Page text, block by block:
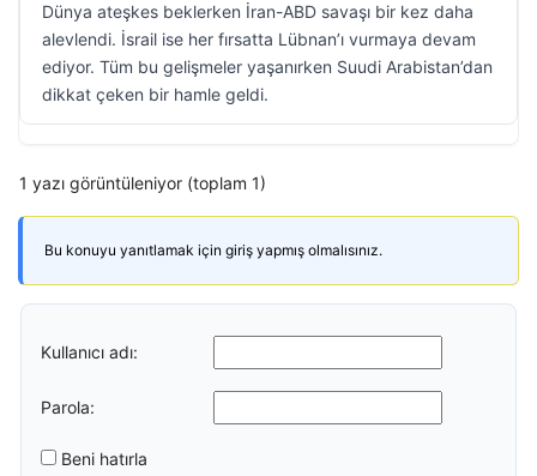
Dünya ateşkes beklerken İran-ABD savaşı bir kez daha
alevlendi. İsrail ise her fırsatta Lübnan’ı vurmaya devam
ediyor. Tüm bu gelişmeler yaşanırken Suudi Arabistan’dan
dikkat çeken bir hamle geldi.
1 yazı görüntüleniyor (toplam 1)
Bu konuyu yanıtlamak için giriş yapmış olmalısınız.
Kullanıcı adı:
Parola:
Beni hatırla